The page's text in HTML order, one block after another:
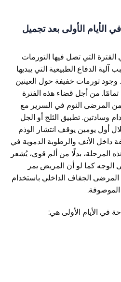
الأيام الأولى بعد تجميل
هي الفترة التي تصل فيها التورمات
الدفاع الطبيعية التي يبديها
وجود تورمات خفيفة حول العينين
من أجل قضاء هذه الفترة
المرضى النوم في السرير مع
وسادتين. تطبيق الثلج أو الجل
أول يومين يوقف انتشار الوذم
داخل الأنف والرطوبة الدموية في
المرحلة، بدلًا من ألم قوي، يُشعر
الوجه كما لو أن المريض يمر
المرضى الجفاف الداخلي باستخدام
الموصوفة.
في الأيام الأولى هي: